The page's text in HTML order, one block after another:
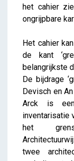
het cahier
ongrijpbare
Het cahier
de kant
belangrijkste
De bijdrage
Devisch en
Arck is
inventarisatie
het
twee